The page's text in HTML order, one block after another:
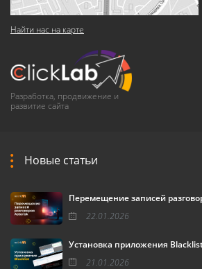
Найти нас на карте
Разработка, продвижение и
развитие сайта
Новые статьи
Перемещение записей
22.01.2026
Установка приложения
21.01.2026